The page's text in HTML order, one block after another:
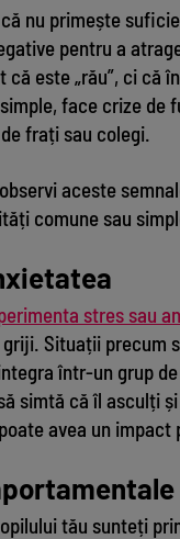
nu primește
pentru a
că este „rău”, ci că
face crize
frați sau colegi.
aceste
comune sau
stres sau
Situații precum
într-un grup
simtă că îl asculți
avea un impact
tău sunteți